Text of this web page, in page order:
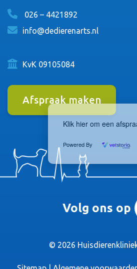
Klik hier om een
Powered By
026 – 4421892
info@dedierenarts.nl
KvK 09105084
Afspraak maken
© 2026
Volg ons op